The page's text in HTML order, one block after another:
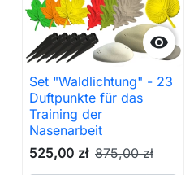

Set "Waldlichtung" - 23
Duftpunkte für das
Training der
Nasenarbeit
525,00 zł 875,00 zł